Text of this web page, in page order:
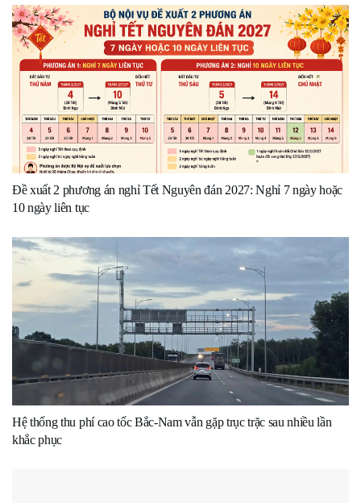
Đề xuất 2 phương án nghỉ Tết Nguyên đán 2027: Nghỉ 7 ngày hoặc
10 ngày liên tục
Hệ thống thu phí cao tốc Bắc-Nam vẫn gặp trục trặc sau nhiều lần
khắc phục